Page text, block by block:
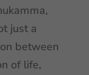
just a
between
of life,